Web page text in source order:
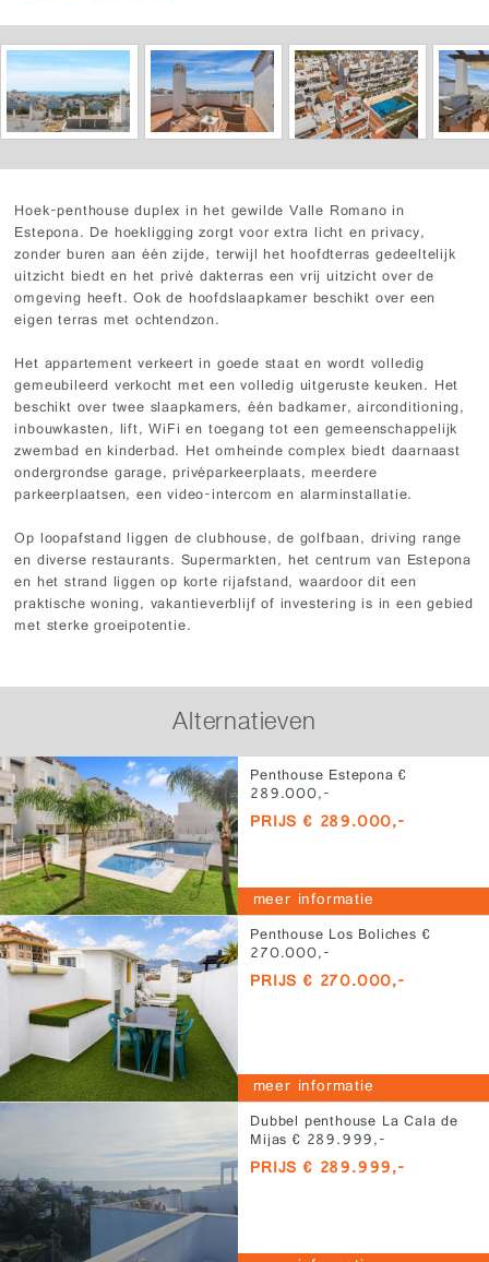
Hoek-penthouse duplex in het gewilde Valle Romano in
Estepona. De hoekligging zorgt voor extra licht en privacy,
zonder buren aan één zijde, terwijl het hoofdterras gedeeltelijk
uitzicht biedt en het privé dakterras een vrij uitzicht over de
omgeving heeft. Ook de hoofdslaapkamer beschikt over een
eigen terras met ochtendzon.
Het appartement verkeert in goede staat en wordt volledig
gemeubileerd verkocht met een volledig uitgeruste keuken. Het
beschikt over twee slaapkamers, één badkamer, airconditioning,
inbouwkasten, lift, WiFi en toegang tot een gemeenschappelijk
zwembad en kinderbad. Het omheinde complex biedt daarnaast
ondergrondse garage, privéparkeerplaats, meerdere
parkeerplaatsen, een video-intercom en alarminstallatie.
Op loopafstand liggen de clubhouse, de golfbaan, driving range
en diverse restaurants. Supermarkten, het centrum van Estepona
en het strand liggen op korte rijafstand, waardoor dit een
praktische woning, vakantieverblijf of investering is in een gebied
met sterke groeipotentie.
Alternatieven
Penthouse Estepona €
289.000,-
PRIJS € 289.000,-
meer informatie
Penthouse Los Boliches €
270.000,-
PRIJS € 270.000,-
meer informatie
Dubbel penthouse La Cala de
Mijas € 289.999,-
PRIJS € 289.999,-